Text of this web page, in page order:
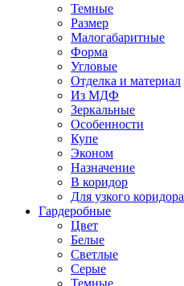
Темные
Размер
Малогабаритные
Форма
Угловые
Отделка и материал
Из МДФ
Зеркальные
Особенности
Купе
Эконом
Назначение
В коридор
Для узкого коридора
Гардеробные
Цвет
Белые
Светлые
Серые
Темные